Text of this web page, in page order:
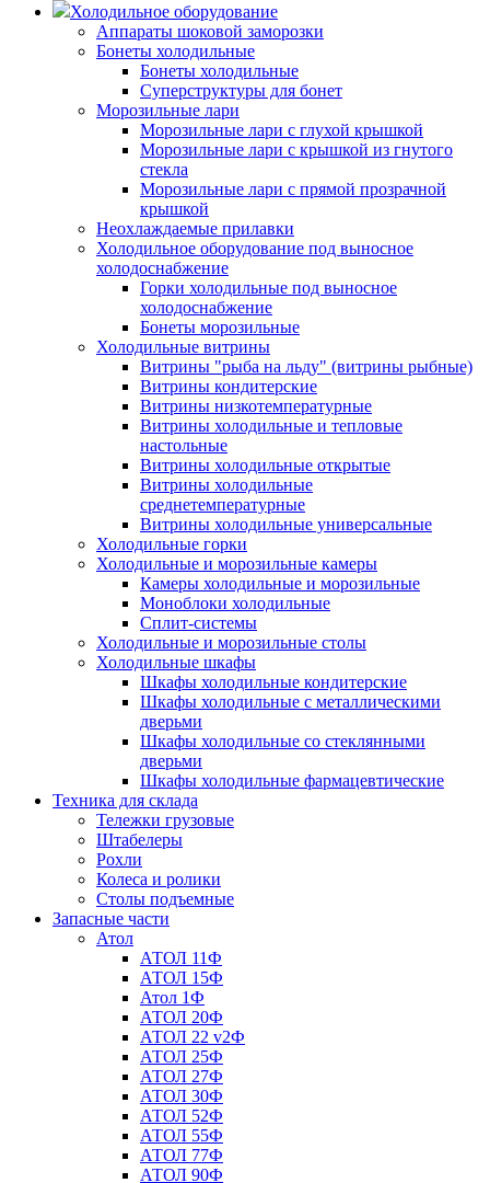
Холодильное оборудование
Аппараты шоковой заморозки
Бонеты холодильные
Бонеты холодильные
Суперструктуры для бонет
Морозильные лари
Морозильные лари с глухой крышкой
Морозильные лари с крышкой из гнутого
стекла
Морозильные лари с прямой прозрачной
крышкой
Неохлаждаемые прилавки
Холодильное оборудование под выносное
холодоснабжение
Горки холодильные под выносное
холодоснабжение
Бонеты морозильные
Холодильные витрины
Витрины "рыба на льду" (витрины рыбные)
Витрины кондитерские
Витрины низкотемпературные
Витрины холодильные и тепловые
настольные
Витрины холодильные открытые
Витрины холодильные
среднетемпературные
Витрины холодильные универсальные
Холодильные горки
Холодильные и морозильные камеры
Камеры холодильные и морозильные
Моноблоки холодильные
Сплит-системы
Холодильные и морозильные столы
Холодильные шкафы
Шкафы холодильные кондитерские
Шкафы холодильные с металлическими
дверьми
Шкафы холодильные со стеклянными
дверьми
Шкафы холодильные фармацевтические
Техника для склада
Тележки грузовые
Штабелеры
Рохли
Колеса и ролики
Столы подъемные
Запасные части
Атол
АТОЛ 11Ф
АТОЛ 15Ф
Атол 1Ф
АТОЛ 20Ф
АТОЛ 22 v2Ф
АТОЛ 25Ф
АТОЛ 27Ф
АТОЛ 30Ф
АТОЛ 52Ф
АТОЛ 55Ф
АТОЛ 77Ф
АТОЛ 90Ф